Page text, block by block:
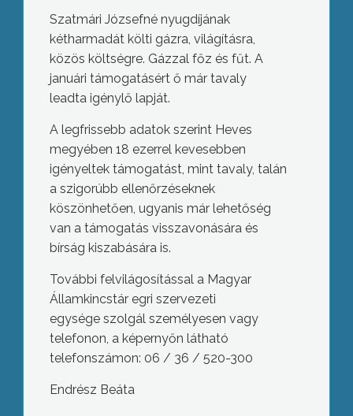
Szatmári Józsefné nyugdíjának
kétharmadát költi gázra, világításra,
közös költségre. Gázzal főz és fűt. A
januári támogatásért ő már tavaly
leadta igénylő lapját.
A legfrissebb adatok szerint Heves
megyében 18 ezerrel kevesebben
igényeltek támogatást, mint tavaly, talán
a szigorúbb ellenőrzéseknek
köszönhetően, ugyanis már lehetőség
van a támogatás visszavonására és
bírság kiszabására is.
További felvilágosítással a Magyar
Államkincstár egri szervezeti
egysége szolgál személyesen vagy
telefonon, a képernyőn látható
telefonszámon: 06 / 36 / 520-300
Endrész Beáta